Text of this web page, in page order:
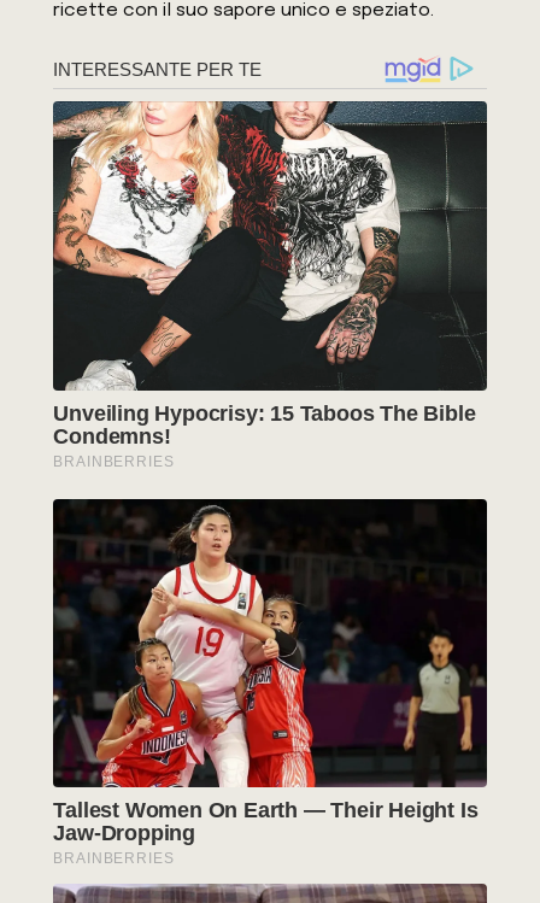
ricette con il suo sapore unico e speziato.